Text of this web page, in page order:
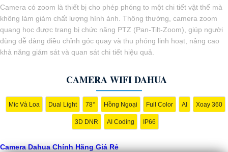
'
Camera có zoom là thiết bị cho phép phóng to một chi tiết vật thể mà
không làm giảm chất lượng hình ảnh. Thông thường, camera zoom
quang học được trang bị chức năng PTZ (Pan-Tilt-Zoom), giúp người
dùng dễ dàng điều chỉnh góc quay và thu phóng linh hoạt, nâng cao
khả năng giám sát và quan sát chi tiết hiệu quả.
CAMERA WIFI DAHUA
Mic Và Loa Dual Light 78° Hồng Ngoại Full Color AI Xoay 360
3D DNR AI Coding IP66
Camera Dahua Chính Hãng Giá Rẻ